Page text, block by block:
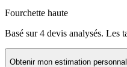
Fourchette haute
Basé sur4 devis analysés. Les
Obtenir mon estimation